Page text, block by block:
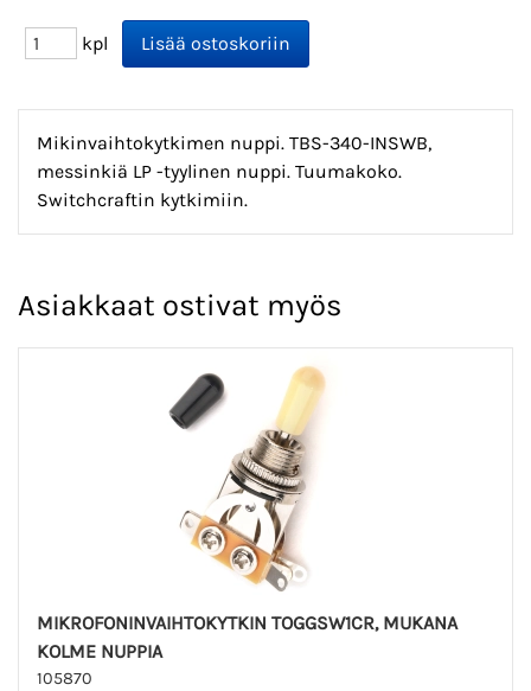
kpl
Mikinvaihtokytkimen nuppi. TBS-340-INSWB,
messinkiä LP -tyylinen nuppi. Tuumakoko.
Switchcraftin kytkimiin.
Asiakkaat ostivat myös
MIKROFONINVAIHTOKYTKIN TOGGSW1CR, MUKANA
KOLME NUPPIA
105870